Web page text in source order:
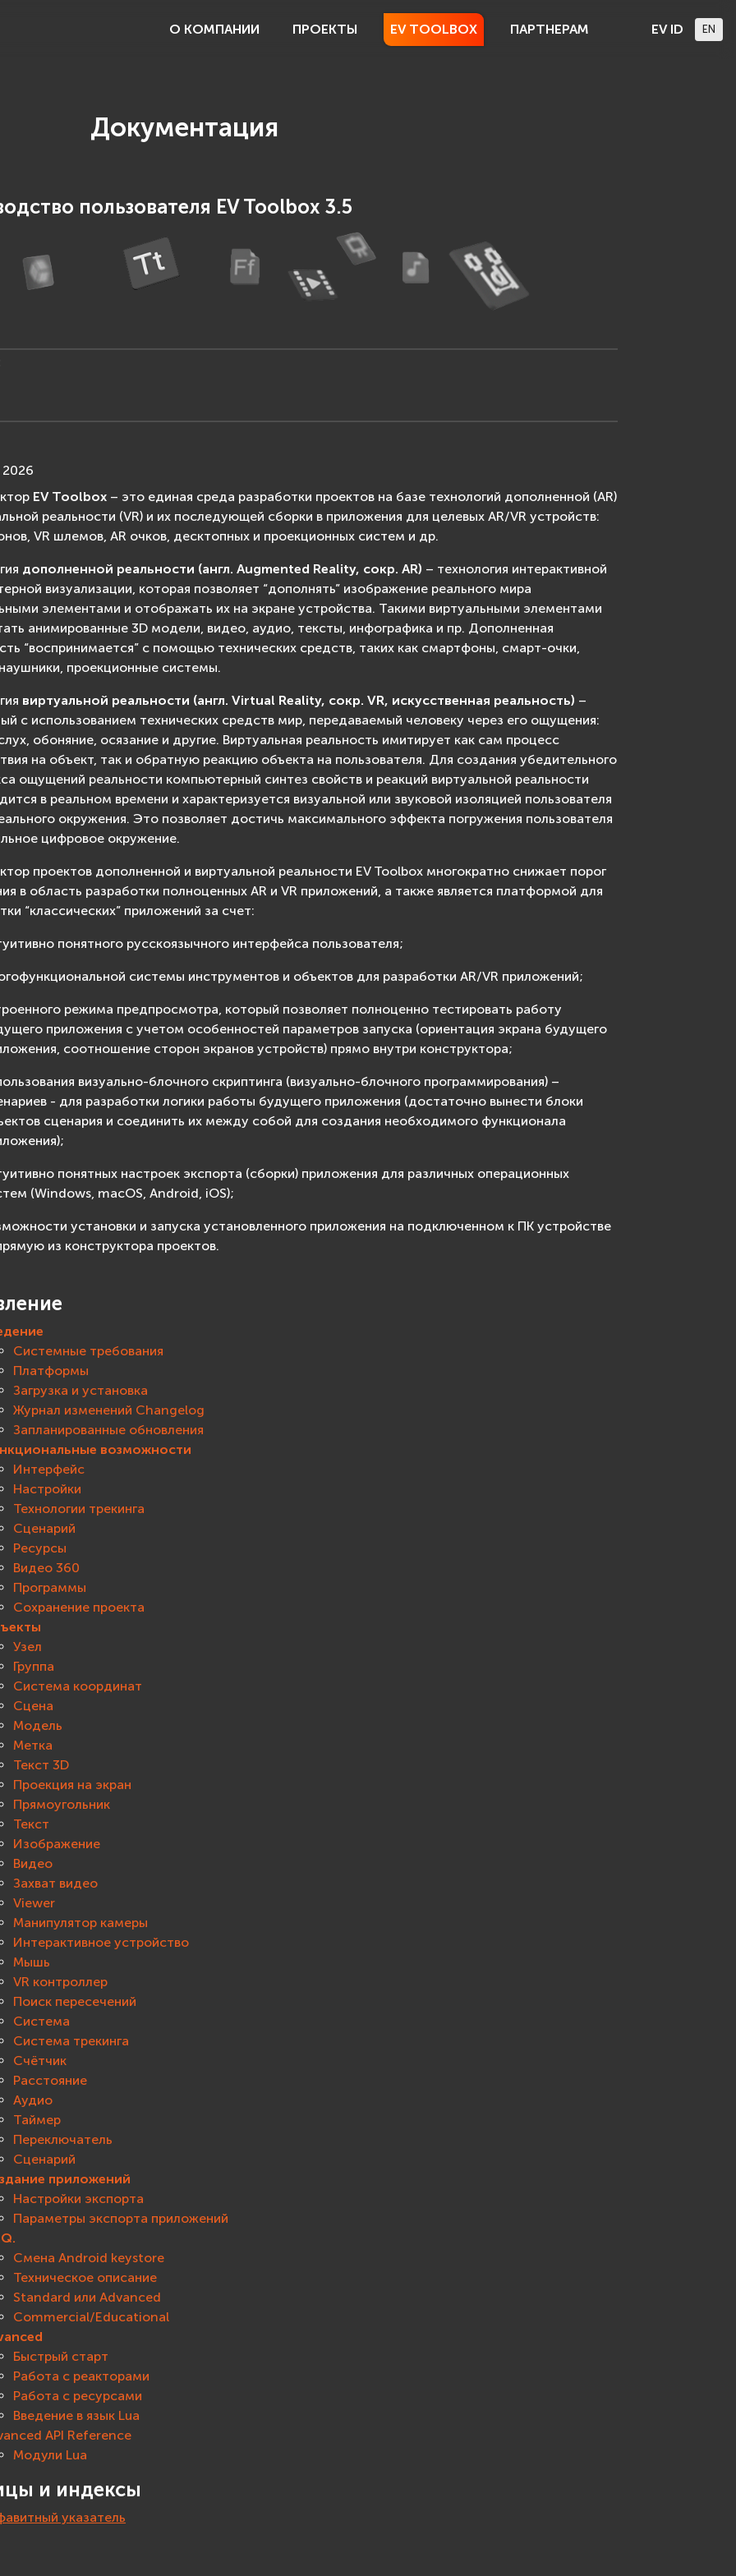
О КОМПАНИИ ПРОЕКТЫ EV TOOLBOX ПАРТНЕРАМ EV ID EN
Документация
пользователя EV Toolbox 3.5
EV Toolbox – это единая среда разработки проектов на базе технологий дополненной (AR)
реальности (VR) и их последующей сборки в приложения для целевых AR/VR устройств:
VR шлемов, AR очков, десктопных и проекционных систем и др.
дополненной реальности (англ. Augmented Reality, сокр. AR) – технология интерактивной
визуализации, которая позволяет “дополнять” изображение реального мира
элементами и отображать их на экране устройства. Такими виртуальными элементами
анимированные 3D модели, видео, аудио, тексты, инфографика и пр. Дополненная
“воспринимается” с помощью технических средств, таких как смартфоны, смарт-очки,
проекционные системы.
виртуальной реальности (англ. Virtual Reality, сокр. VR, искусственная реальность) –
с использованием технических средств мир, передаваемый человеку через его ощущения:
обоняние, осязание и другие. Виртуальная реальность имитирует как сам процесс
на объект, так и обратную реакцию объекта на пользователя. Для создания убедительного
ощущений реальности компьютерный синтез свойств и реакций виртуальной реальности
в реальном времени и характеризуется визуальной или звуковой изоляцией пользователя
окружения. Это позволяет достичь максимального эффекта погружения пользователя
цифровое окружение.
проектов дополненной и виртуальной реальности EV Toolbox многократно снижает порог
в область разработки полноценных AR и VR приложений, а также является платформой для
“классических” приложений за счет:
понятного русскоязычного интерфейса пользователя;
системы инструментов и объектов для разработки AR/VR приложений;
режима предпросмотра, который позволяет полноценно тестировать работу
приложения с учетом особенностей параметров запуска (ориентация экрана будущего
соотношение сторон экранов устройств) прямо внутри конструктора;
визуально-блочного скриптинга (визуально-блочного программирования) –
- для разработки логики работы будущего приложения (достаточно вынести блоки
сценария и соединить их между собой для создания необходимого функционала
понятных настроек экспорта (сборки) приложения для различных операционных
(Windows, macOS, Android, iOS);
установки и запуска установленного приложения на подключенном к ПК устройстве
из конструктора проектов.
Системные требования
Платформы
Загрузка и установка
Журнал изменений Changelog
Запланированные обновления
возможности
Интерфейс
Настройки
Технологии трекинга
Сценарий
Ресурсы
Видео 360
Программы
Сохранение проекта
Узел
Группа
Система координат
Сцена
Модель
Метка
Текст 3D
Проекция на экран
Прямоугольник
Текст
Изображение
Видео
Захват видео
Viewer
Манипулятор камеры
Интерактивное устройство
Мышь
VR контроллер
Поиск пересечений
Система
Система трекинга
Счётчик
Расстояние
Аудио
Таймер
Переключатель
Сценарий
приложений
Настройки экспорта
Параметры экспорта приложений
Смена Android keystore
Техническое описание
Standard или Advanced
Commercial/Educational
Быстрый старт
Работа с реакторами
Работа с ресурсами
Введение в язык Lua
API Reference
Модули Lua
и индексы
указатель